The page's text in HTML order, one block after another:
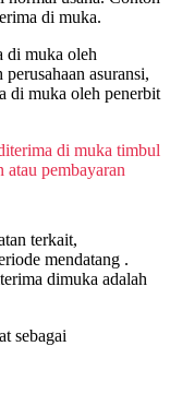
di muka.
di muka oleh
asuransi,
di muka oleh penerbit
di muka timbul
atau pembayaran
terkait,
mendatang .
dimuka adalah
sebagai